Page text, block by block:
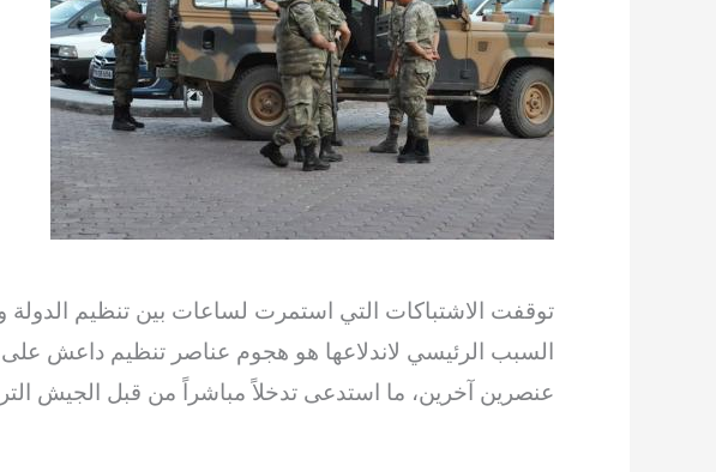
توقفت الاشتباكات التي استمرت لساعات بين تنظيم
السبب الرئيسي لاندلاعها هو هجوم عناصر تنظيم داعش
عنصرين آخرين، ما استدعى تدخلاً مباشراً من قبل الجيش